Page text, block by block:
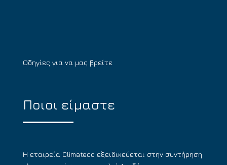
Οδηγίες για να μας βρείτε
Ποιοι είμαστε
Η εταιρεία Climateco εξειδικεύεται στην συντήρηση